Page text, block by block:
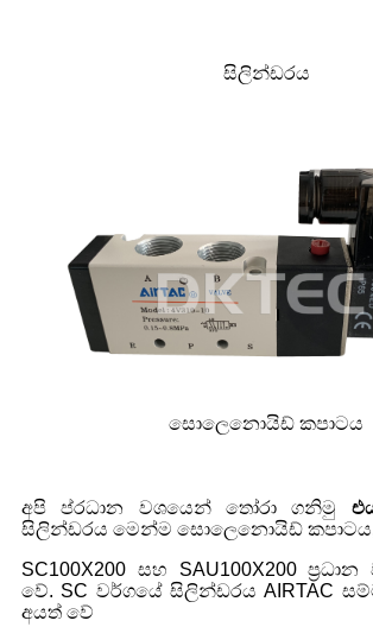
සිලින්ඩරය
සොලෙනොයිඩ් කපාටය
අපි ප්රධාන වශයෙන් තෝරා ගනිමු
සිලින්ඩරය මෙන්ම සොලෙනොයිඩ්
SC100X200 සහ SAU100X200
වේ. SC වර්ගයේ සිලින්ඩරය AIRTAC
අයත් වේ